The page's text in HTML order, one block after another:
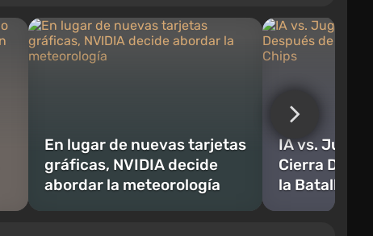
En lugar de nuevas tarjetas
gráficas, NVIDIA decide
abordar la meteorología
IA vs.
Cierra
la Batalla